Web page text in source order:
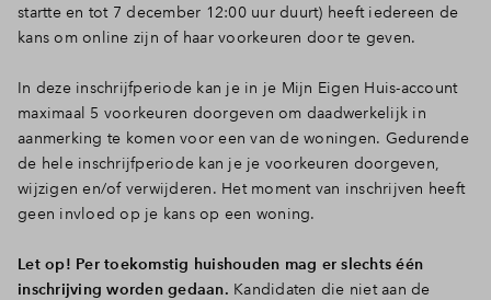
startte en tot 7 december 12:00 uur duurt) heeft iedereen de
kans om online zijn of haar voorkeuren door te geven.
In deze inschrijfperiode kan je in je Mijn Eigen Huis-account
maximaal 5 voorkeuren doorgeven om daadwerkelijk in
aanmerking te komen voor een van de woningen. Gedurende
de hele inschrijfperiode kan je je voorkeuren doorgeven,
wijzigen en/of verwijderen. Het moment van inschrijven heeft
geen invloed op je kans op een woning.
Let op! Per toekomstig huishouden mag er slechts één
inschrijving worden gedaan. Kandidaten die niet aan de